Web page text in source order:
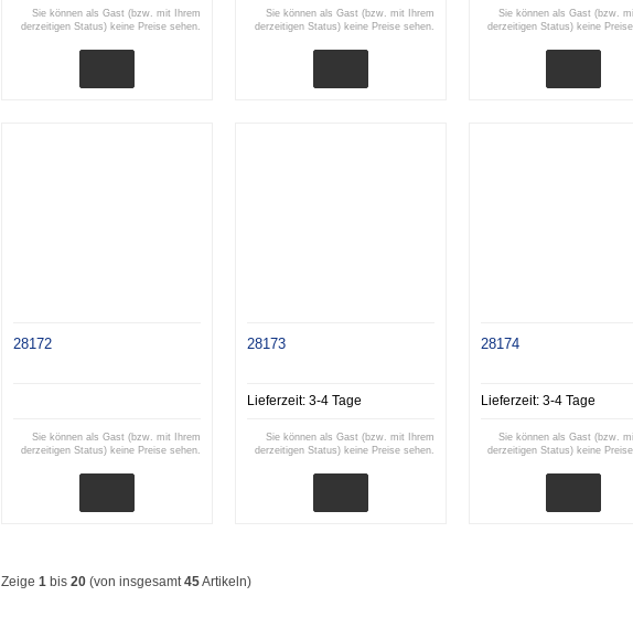
Sie können als Gast (bzw. mit Ihrem
derzeitigen Status) keine Preise sehen.
Sie können als Gast (bzw. mit Ihrem
derzeitigen Status) keine Preise sehen.
Sie können als Gast (bzw.
derzeitigen Status) keine
28172
Sie können als Gast (bzw. mit Ihrem
derzeitigen Status) keine Preise sehen.
28173
Lieferzeit: 3-4 Tage
Sie können als Gast (bzw. mit Ihrem
derzeitigen Status) keine Preise sehen.
28174
Lieferzeit: 3-4 Tage
Sie können als Gast (bzw.
derzeitigen Status) keine
Zeige 1 bis 20 (von insgesamt45Artikeln)